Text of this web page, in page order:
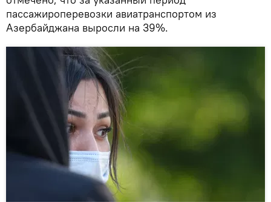
пассажироперевозки авиатранспортом из
Азербайджана выросли на 39%.